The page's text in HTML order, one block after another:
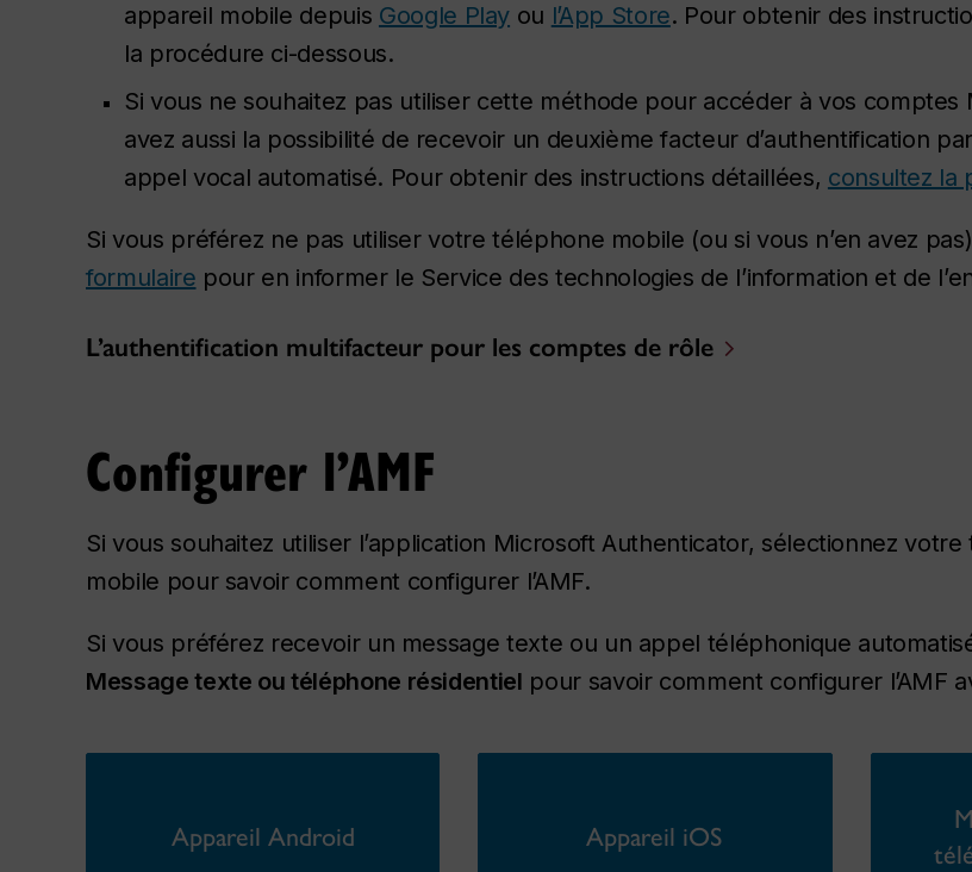
appareil mobile depuis Google Play ou l’App Store. Pour obtenir des
la procédure ci-dessous.
Si vous ne souhaitez pas utiliser cette méthode pour accéder à vos comptes
avez aussi la possibilité de recevoir un deuxième facteur d’authentification
appel vocal automatisé. Pour obtenir des instructions détaillées, consultez la
Si vous préférez ne pas utiliser votre téléphone mobile (ou si vous n’en avez
formulaire pour en informer le Service des technologies de l’information et de
L’authentification multifacteur pour les comptes de rôle
Configurer l’AMF
Si vous souhaitez utiliser l’application Microsoft Authenticator, sélectionnez
mobile pour savoir comment configurer l’AMF.
Si vous préférez recevoir un message texte ou un appel téléphonique
Message texte ou téléphone résidentiel pour savoir comment configurer l’AMF
Appareil Android Appareil iOS